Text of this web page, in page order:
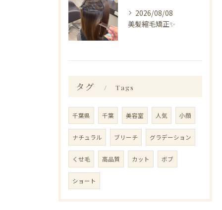
2026/08/08
美髪縮毛矯正✨️
タグ Tags
千葉県 千葉 美容室 人気 小顔
ナチュラル ブリーチ グラデーション
くせ毛 高品質 カット ボブ
ショート